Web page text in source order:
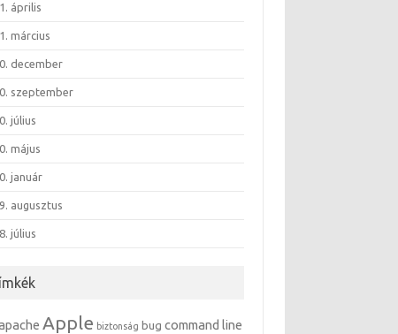
április
március
december
szeptember
július
május
január
augusztus
július
Apple biztonság bug command line